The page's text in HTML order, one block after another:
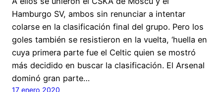
Hamburgo SV, ambos sin renunciar a intentar
colarse en la clasificación final del grupo. Pero los
goles también se resistieron en la vuelta, ‘huella en
cuya primera parte fue el Celtic quien se mostró
más decidido en buscar la clasificación. El Arsenal
dominó gran parte…
17 enero 2020